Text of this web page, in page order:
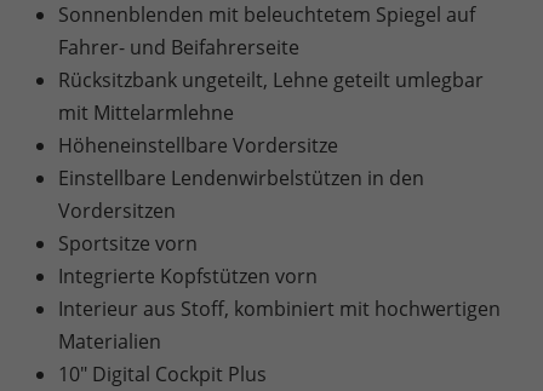
Sonnenblenden mit beleuchtetem Spiegel auf
Fahrer- und Beifahrerseite
Rücksitzbank ungeteilt, Lehne geteilt umlegbar
mit Mittelarmlehne
Höheneinstellbare Vordersitze
Einstellbare Lendenwirbelstützen in den
Vordersitzen
Sportsitze vorn
Integrierte Kopfstützen vorn
Interieur aus Stoff, kombiniert mit hochwertigen
Materialien
10" Digital Cockpit Plus